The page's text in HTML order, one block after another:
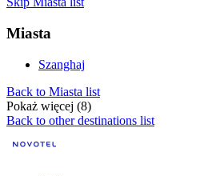
Miasta
Szanghaj
Back to Miasta list
Pokaż więcej (8)
Back to other destinations list